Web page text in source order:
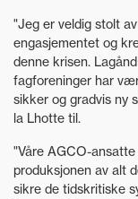
"Jeg er veldig stolt
engasjementet og
denne krisen.
fagforeninger har
sikker og gradvis ny
la Lhotte til.
"Våre AGCO-
produksjonen av alt
sikre de tidskritiske